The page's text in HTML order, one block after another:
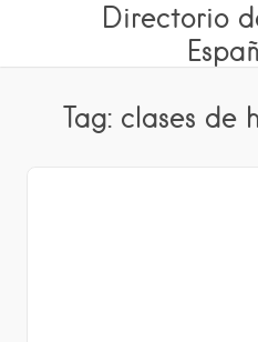
Directorio
Tag: clases de